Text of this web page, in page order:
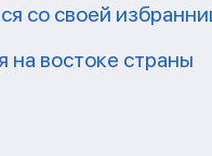
со своей
на востоке страны